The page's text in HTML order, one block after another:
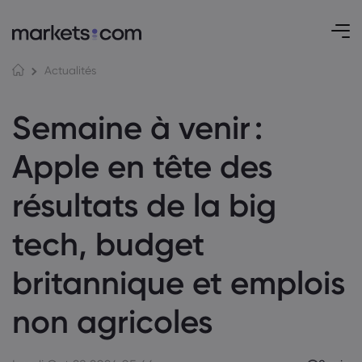
Actualités
Semaine à venir :
Apple en tête des
résultats de la big
tech, budget
britannique et emplois
non agricoles